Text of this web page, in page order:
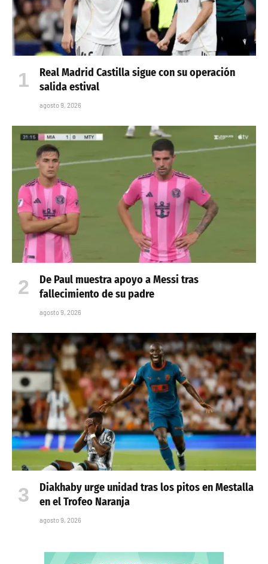
Real Madrid Castilla sigue con su operación
salida estival
agosto 9, 2026
De Paul muestra apoyo a Messi tras
fallecimiento de su padre
agosto 9, 2026
Diakhaby urge unidad tras los pitos en Mestalla
en el Trofeo Naranja
agosto 9, 2026